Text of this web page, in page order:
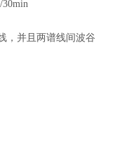
30min
，并且两谱线间波谷